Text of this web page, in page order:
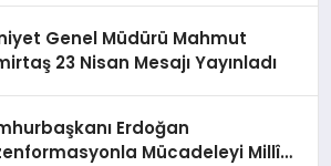
Genel Müdürü Mahmut
23 Nisan Mesajı Yayınladı
Erdoğan
Mücadeleyi Millî